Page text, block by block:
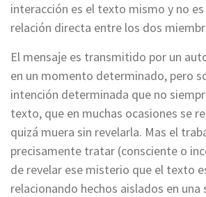
interacción es el texto mismo y no es
relación directa entre los dos
El mensaje es transmitido por un
en un momento determinado, pero
intención determinada que no
texto, que en muchas ocasiones se
quizá muera sin revelarla. Mas el
precisamente tratar (consciente o
de revelar ese misterio que el texto
relacionando hechos aislados en una